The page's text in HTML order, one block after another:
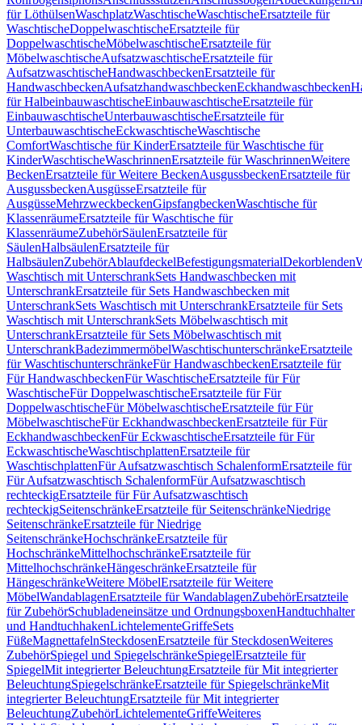
für LöthülsenWaschplatzWaschtischeWaschtischeErsatzteile für
WaschtischeDoppelwaschtischeErsatzteile für
DoppelwaschtischeMöbelwaschtischeErsatzteile für
MöbelwaschtischeAufsatzwaschtischeErsatzteile für
AufsatzwaschtischeHandwaschbeckenErsatzteile für
HandwaschbeckenAufsatzhandwaschbeckenEckhandwaschbecken
für HalbeinbauwaschtischeEinbauwaschtischeErsatzteile für
EinbauwaschtischeUnterbauwaschtischeErsatzteile für
UnterbauwaschtischeEckwaschtischeWaschtische
ComfortWaschtische für KinderErsatzteile für Waschtische für
KinderWaschtischeWaschrinnenErsatzteile für WaschrinnenWeitere
BeckenErsatzteile für Weitere BeckenAusgussbeckenErsatzteile für
AusgussbeckenAusgüsseErsatzteile für
AusgüsseMehrzweckbeckenGipsfangbeckenWaschtische für
KlassenräumeErsatzteile für Waschtische für
KlassenräumeZubehörSäulenErsatzteile für
SäulenHalbsäulenErsatzteile für
HalbsäulenZubehörAblaufdeckelBefestigungsmaterialDekorblenden
Waschtisch mit UnterschrankSets Handwaschbecken mit
UnterschrankErsatzteile für Sets Handwaschbecken mit
UnterschrankSets Waschtisch mit UnterschrankErsatzteile für Sets
Waschtisch mit UnterschrankSets Möbelwaschtisch mit
UnterschrankErsatzteile für Sets Möbelwaschtisch mit
UnterschrankBadezimmermöbelWaschtischunterschränkeErsatzteile
für WaschtischunterschränkeFür HandwaschbeckenErsatzteile für
Für HandwaschbeckenFür WaschtischeErsatzteile für Für
WaschtischeFür DoppelwaschtischeErsatzteile für Für
DoppelwaschtischeFür MöbelwaschtischeErsatzteile für Für
MöbelwaschtischeFür EckhandwaschbeckenErsatzteile für Für
EckhandwaschbeckenFür EckwaschtischeErsatzteile für Für
EckwaschtischeWaschtischplattenErsatzteile für
WaschtischplattenFür Aufsatzwaschtisch SchalenformErsatzteile für
Für Aufsatzwaschtisch SchalenformFür Aufsatzwaschtisch
rechteckigErsatzteile für Für Aufsatzwaschtisch
rechteckigSeitenschränkeErsatzteile für SeitenschränkeNiedrige
SeitenschränkeErsatzteile für Niedrige
SeitenschränkeHochschränkeErsatzteile für
HochschränkeMittelhochschränkeErsatzteile für
MittelhochschränkeHängeschränkeErsatzteile für
HängeschränkeWeitere MöbelErsatzteile für Weitere
MöbelWandablagenErsatzteile für WandablagenZubehörErsatzteile
für ZubehörSchubladeneinsätze und OrdnungsboxenHandtuchhalter
und HandtuchhakenLichtelementeGriffeSets
FüßeMagnettafelnSteckdosenErsatzteile für SteckdosenWeiteres
ZubehörSpiegel und SpiegelschränkeSpiegelErsatzteile für
SpiegelMit integrierter BeleuchtungErsatzteile für Mit integrierter
BeleuchtungSpiegelschränkeErsatzteile für SpiegelschränkeMit
integrierter BeleuchtungErsatzteile für Mit integrierter
BeleuchtungZubehörLichtelementeGriffeWeiteres